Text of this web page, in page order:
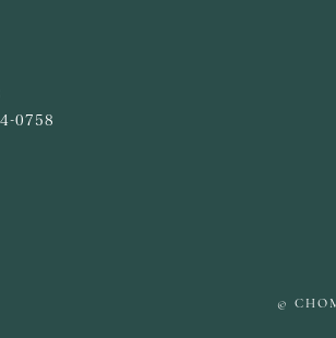
0758
©